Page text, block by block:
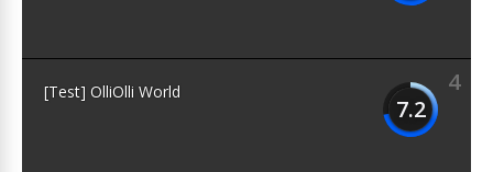
4
7.2
[Test] OlliOlli World